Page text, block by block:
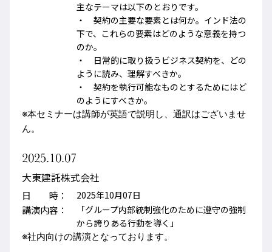
主なテーマは以下のとおりです。
・ 契約の主要な要素とは何か。インド法の
下で、これらの要素はどのような意義を持つ
のか。
・ 日常的に取り扱うビジネス契約を、どの
ように読み、理解すべきか。
・ 契約を執行可能なものとするためにはど
のようにすべきか。
※本セミナーは講師が英語で説明し、通訳はございませ
ん。
2025.10.07
大東建託株式会社
日 時： 2025年10月07日
講演内容：
「グループ内部統制強化のために遵守の強制
から誇りある行動を導く」
※社内向けの講演となっております。